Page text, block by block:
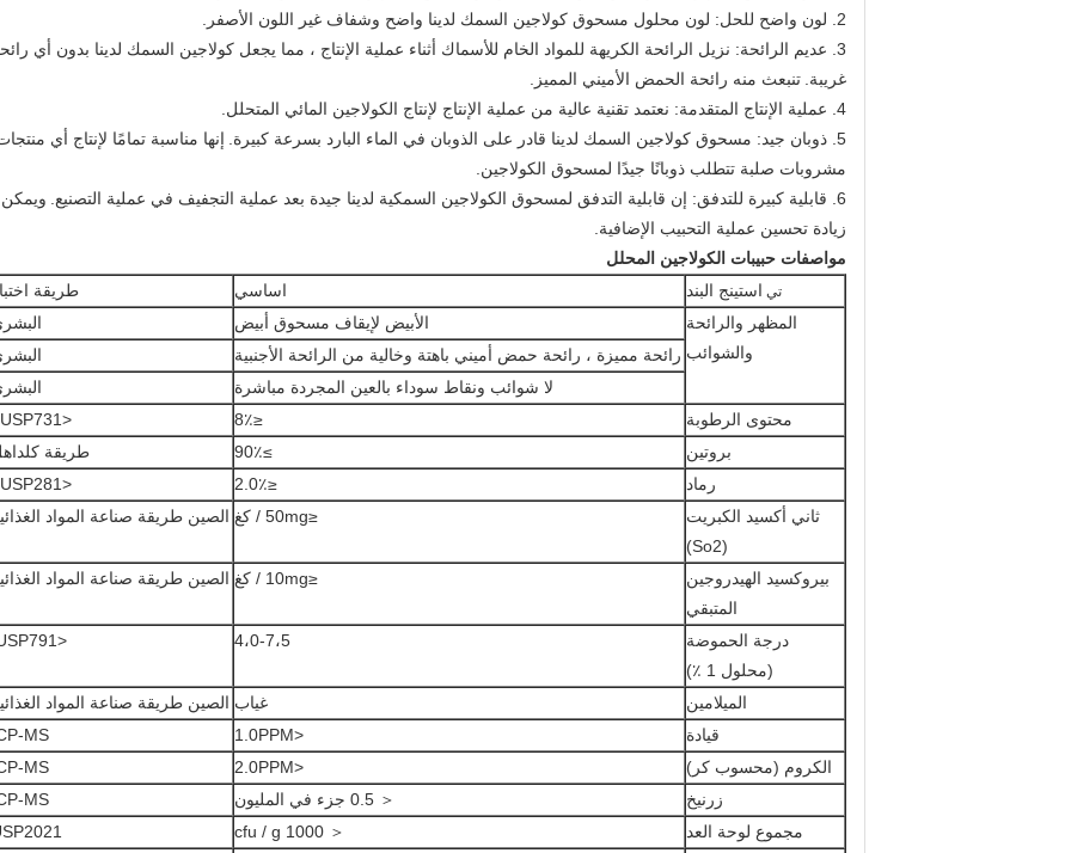
2. لون واضح للحل: لون محلول مسحوق كولاجين السمك لدينا واضح وشفاف غير اللون الأصفر.
3. عديم الرائحة: نزيل الرائحة الكريهة للمواد الخام للأسماك أثناء عملية الإنتاج ، مما يجعل كولاجين السمك لدينا بدون أي
غريبة. تنبعث منه رائحة الحمض الأميني المميز.
4. عملية الإنتاج المتقدمة: نعتمد تقنية عالية من عملية الإنتاج لإنتاج الكولاجين المائي المتحلل.
5. ذوبان جيد: مسحوق كولاجين السمك لدينا قادر على الذوبان في الماء البارد بسرعة كبيرة.
إنها مناسبة تمامًا لإنتاج أي
مشروبات صلبة تتطلب ذوبانًا جيدًا لمسحوق الكولاجين.
6. قابلية كبيرة للتدفق: إن قابلية التدفق لمسحوق الكولاجين السمكية لدينا جيدة بعد عملية التجفيف في عملية التصنيع.
ويمكن
زيادة تحسين عملية التحبيب الإضافية.
مواصفات حبيبات الكولاجين المحلل
تي استينج البند اساسي
طريقة
المظهر والرائحة
والشوائب
الأبيض لإيقاف مسحوق أبيض
رائحة مميزة ، رائحة حمض أميني باهتة وخالية من الرائحة الأجنبية
لا شوائب ونقاط سوداء بالعين المجردة مباشرة
محتوى الرطوبة
≤8٪
<USP731>
بروتين
≥90٪
طريقة
رماد
≤2.0٪
<USP281>
ثاني أكسيد الكبريت
(So2)
≤50mg / كغ الصين طريقة صناعة المواد
بيروكسيد الهيدروجين
المتبقي
≤10mg / كغ الصين طريقة صناعة المواد
درجة الحموضة
(محلول 1 ٪)
4،0-7،5 <USP791.
الميلامين غياب الصين طريقة صناعة المواد
قيادة
<1.0PPM
MS
الكروم (محسوب كر)
<2.0PPM
MS
زرنيخ
＜ 0.5 جزء في المليون
MS
مجموع لوحة العد
＜ 1000 cfu / g